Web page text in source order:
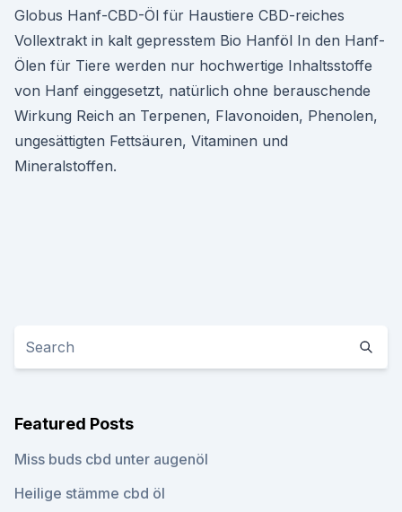
Globus Hanf-CBD-Öl für Haustiere CBD-reiches
Vollextrakt in kalt gepresstem Bio Hanföl In den Hanf-
Ölen für Tiere werden nur hochwertige Inhaltsstoffe
von Hanf einggesetzt, natürlich ohne berauschende
Wirkung Reich an Terpenen, Flavonoiden, Phenolen,
ungesättigten Fettsäuren, Vitaminen und
Mineralstoffen.
Featured Posts
Miss buds cbd unter augenöl
Heilige stämme cbd öl